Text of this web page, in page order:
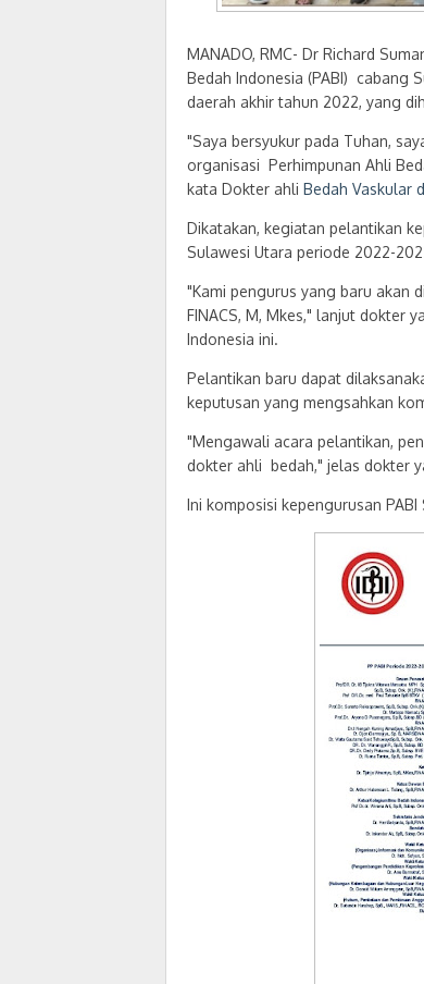
MANADO, RMC- Dr Richard
Bedah Indonesia (PABI) cabang
daerah akhir tahun 2022, yang
"Saya bersyukur pada Tuhan,
organisasi Perhimpunan Ahli
kata Dokter ahli Bedah Vaskular
Dikatakan, kegiatan pelantikan
Sulawesi Utara periode 2022-
"Kami pengurus yang baru akan
FINACS, M, Mkes," lanjut dokter
Indonesia ini.
Pelantikan baru dapat
keputusan yang mengsahkan
"Mengawali acara pelantikan,
dokter ahli bedah," jelas dokter
Ini komposisi kepengurusan